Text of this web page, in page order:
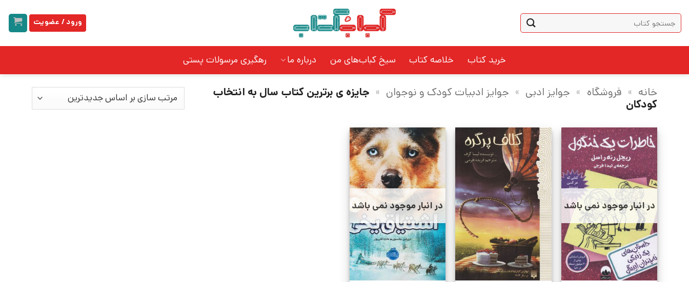
content
جستجو
برای:
ورود / عضویت
خرید کتاب خلاصه کتاب سیخ کباب‌های من درباره ما رهگیری مرسولات پستی
خانه » فروشگاه » جوایز ادبی » جوایز ادبیات کودک و نوجوان » جایزه ی برترین کتاب سال به انتخاب
کودکان
در انبار موجود نمی باشد در انبار موجود نمی باشد